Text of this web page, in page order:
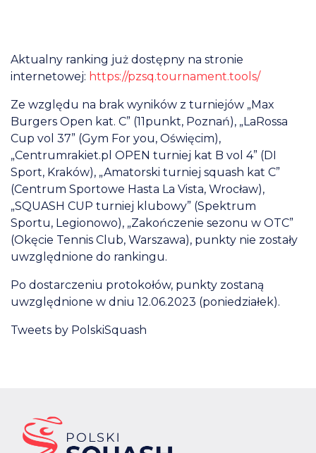
Aktualny ranking już dostępny na stronie
internetowej: https://pzsq.tournament.tools/
Ze względu na brak wyników z turniejów „Max
Burgers Open kat. C” (11punkt, Poznań), „LaRossa
Cup vol 37” (Gym For you, Oświęcim),
„Centrumrakiet.pl OPEN turniej kat B vol 4” (DI
Sport, Kraków), „Amatorski turniej squash kat C”
(Centrum Sportowe Hasta La Vista, Wrocław),
„SQUASH CUP turniej klubowy” (Spektrum
Sportu, Legionowo), „Zakończenie sezonu w OTC”
(Okęcie Tennis Club, Warszawa), punkty nie zostały
uwzględnione do rankingu.
Po dostarczeniu protokołów, punkty zostaną
uwzględnione w dniu 12.06.2023 (poniedziałek).
Tweets by PolskiSquash